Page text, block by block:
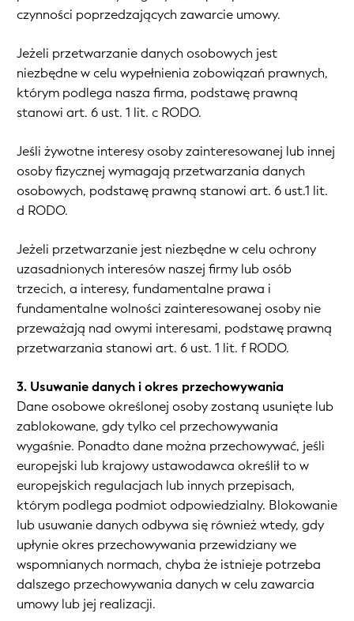
czynności poprzedzających zawarcie umowy.
Jeżeli przetwarzanie danych osobowych jest
niezbędne w celu wypełnienia zobowiązań prawnych,
którym podlega nasza firma, podstawę prawną
stanowi art. 6 ust. 1 lit. c RODO.
Jeśli żywotne interesy osoby zainteresowanej lub innej
osoby fizycznej wymagają przetwarzania danych
osobowych, podstawę prawną stanowi art. 6 ust.1 lit.
d RODO.
Jeżeli przetwarzanie jest niezbędne w celu ochrony
uzasadnionych interesów naszej firmy lub osób
trzecich, a interesy, fundamentalne prawa i
fundamentalne wolności zainteresowanej osoby nie
przeważają nad owymi interesami, podstawę prawną
przetwarzania stanowi art. 6 ust. 1 lit. f RODO.
3. Usuwanie danych i okres przechowywania
Dane osobowe określonej osoby zostaną usunięte lub
zablokowane, gdy tylko cel przechowywania
wygaśnie. Ponadto dane można przechowywać, jeśli
europejski lub krajowy ustawodawca określił to w
europejskich regulacjach lub innych przepisach,
którym podlega podmiot odpowiedzialny. Blokowanie
lub usuwanie danych odbywa się również wtedy, gdy
upłynie okres przechowywania przewidziany we
wspomnianych normach, chyba że istnieje potrzeba
dalszego przechowywania danych w celu zawarcia
umowy lub jej realizacji.